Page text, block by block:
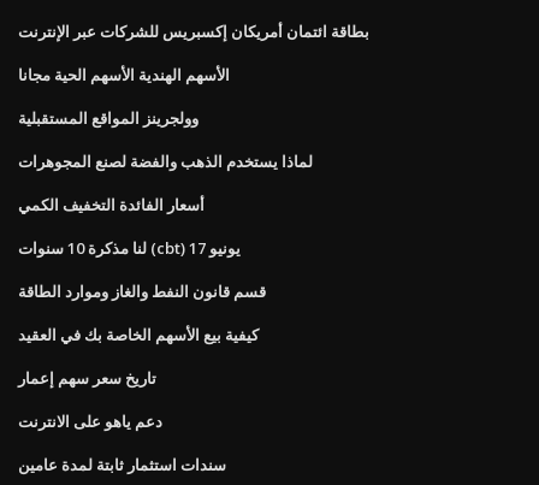
بطاقة ائتمان أمريكان إكسبريس للشركات عبر الإنترنت
الأسهم الهندية الأسهم الحية مجانا
وولجرينز المواقع المستقبلية
لماذا يستخدم الذهب والفضة لصنع المجوهرات
أسعار الفائدة التخفيف الكمي
لنا مذكرة 10 سنوات (cbt) يونيو 17
قسم قانون النفط والغاز وموارد الطاقة
كيفية بيع الأسهم الخاصة بك في العقيد
تاريخ سعر سهم إعمار
دعم ياهو على الانترنت
سندات استثمار ثابتة لمدة عامين